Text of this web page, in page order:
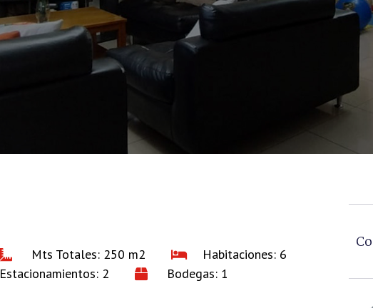
Mts Totales: 250 m2
Habitaciones: 6
Estacionamientos: 2 Bodegas: 1